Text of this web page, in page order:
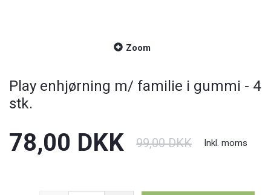
Zoom
Play enhjørning m/ familie i gummi - 4
stk.
78,00 DKK 99,00 DKK Inkl. moms